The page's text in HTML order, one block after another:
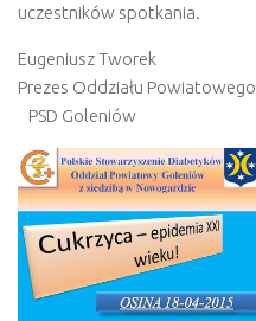
uczestników spotkania.
Eugeniusz Tworek
Prezes Oddziału Powiatowego
PSD Goleniów